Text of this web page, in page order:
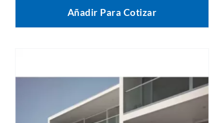
Añadir Para Cotizar